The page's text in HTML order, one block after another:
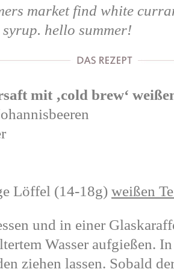
market find white
hello summer!
mit ‚cold brew‘
Löffel (14-18g) weißen
und in einer
Wasser aufgießen.
ziehen lassen. Sobald